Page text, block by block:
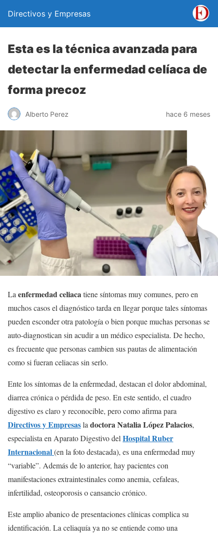
Directivos y Empresas
Esta es la técnica avanzada para
detectar la enfermedad celíaca de
forma precoz
Alberto Perez hace 6 meses
La enfermedad celiacatiene síntomas muy comunes, pero en
muchos casos el diagnóstico tarda en llegar porque tales síntomas
pueden esconder otra patología o bien porque muchas personas se
auto-diagnostican sin acudir a un médico especialista. De hecho,
es frecuente que personas cambien sus pautas de alimentación
como si fueran celiacas sin serlo.
Ente los síntomas de la enfermedad, destacan el dolor abdominal,
diarrea crónica o pérdida de peso. En este sentido, el cuadro
digestivo es claro y reconocible, pero como afirma para
Directivos y Empresasla doctora Natalia López Palacios,
especialista en Aparato Digestivo del Hospital Ruber
Internacional(en la foto destacada), es una enfermedad muy
“variable”. Además de lo anterior, hay pacientes con
manifestaciones extraintestinales como anemia, cefaleas,
infertilidad, osteoporosis o cansancio crónico.
Este amplio abanico de presentaciones clínicas complica su
identificación. La celiaquía ya no se entiende como una